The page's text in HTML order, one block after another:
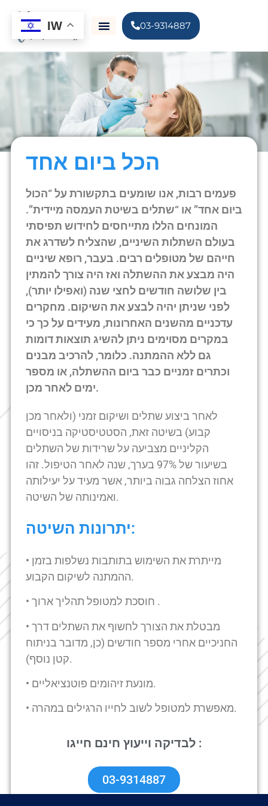
03-9314887
הכל ביום אחד
פעמים רבות, אנו שומעים בתקשורת על “הכול
ביום אחד” או “שתלים בשיטת העמסה מיידית”.
המונחים הללו מתייחסים לחידוש תפיסתי
בעולם השתלות השיניים, שהצליח לשדרג את
חייהם של מטופלים רבים. בעבר, רופא שיניים
היה מבצע את ההשתלה ואז היה צורך להמתין
בין שלושה חודשים לחצי שנה (ואפילו יותר),
לפני שניתן יהיה לבצע את השיקום. מחקרים
עדכניים מהשנים האחרונות, מעידים על כך כי
במקרים מסוימים ניתן להשיג תוצאות דומות
גם ללא ההמתנה. כלומר, להרכיב מבנים
וכתרים זמניים כבר ביום ההשתלה, או מספר
ימים לאחר מכן.
לאחר ביצוע שתלים ושיקום זמני (ולאחר מכן
קבוע) בשיטה זאת, הסטטיסטיקה בניסויים
הקליניים מצביעה על שרידות של השתלים
בשיעור של 97% בערך, שנה לאחר הטיפול. זהו
אחוז הצלחה גבוה ביותר, אשר מעיד על יעילותה
ואמינותה של השיטה.
יתרונות השיטה:
• מייתרת את השימוש בתותבות נשלפות בזמן
ההמתנה לשיקום הקבוע.
• חוסכת למטופל תהליך ארוך .
• מבטלת את הצורך לחשוף את השתלים דרך
החניכיים אחרי מספר חודשים (כן, מדובר בניתוח
קטן נוסף).
• מונעת זיהומים פוטנציאליים.
• מאפשרת למטופל לשוב לחייו הרגילים במהרה.
לבדיקה וייעוץ חינם חייגו :
03-9314887
IW